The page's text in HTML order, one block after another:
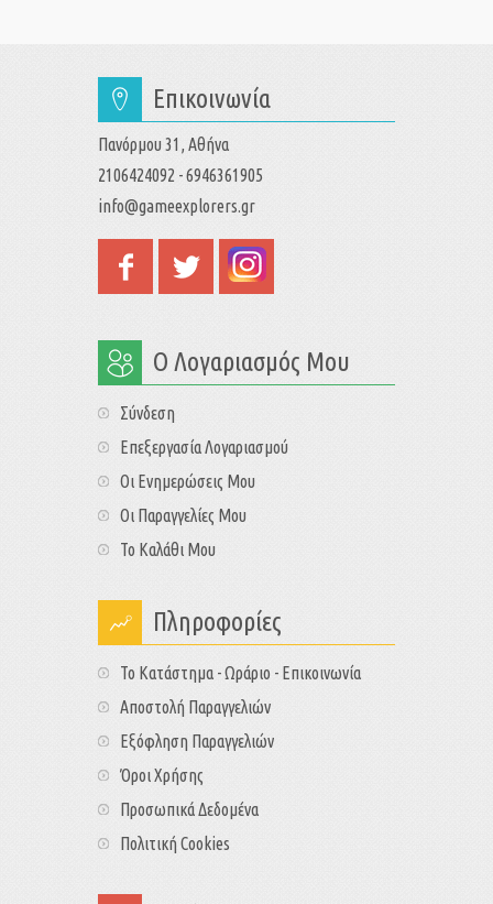
Επικοινωνία
Πανόρμου 31, Αθήνα
2106424092 - 6946361905
info@gameexplorers.gr
Ο Λογαριασμός Μου
Σύνδεση
Επεξεργασία Λογαριασμού
Οι Ενημερώσεις Μου
Οι Παραγγελίες Μου
Το Καλάθι Μου
Πληροφορίες
Το Κατάστημα - Ωράριο - Επικοινωνία
Αποστολή Παραγγελιών
Εξόφληση Παραγγελιών
Όροι Χρήσης
Προσωπικά Δεδομένα
Πολιτική Cookies